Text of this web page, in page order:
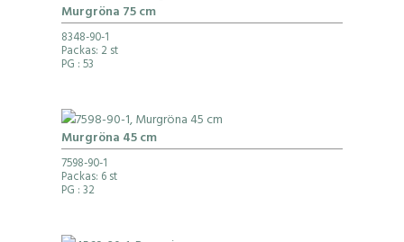
Murgröna 75 cm
8348-90-1
Packas: 2 st
PG : 53
Murgröna 45 cm
7598-90-1
Packas: 6 st
PG : 32